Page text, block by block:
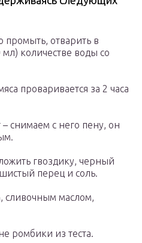
промыть, отварить в
количестве воды со
проваривается за 2 часа
– снимаем с него пену, он
гвоздику, черный
перец и соль.
сливочным маслом,
ромбики из теста.